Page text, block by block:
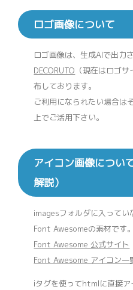
ロゴ画像について
ロゴ画像は、生成AIで出力
DECORUTO （現在はロゴ
布しております。
ご利用になられたい場合は
上でご活用下さい。
アイコン画像につい
解説）
imagesフォルダに入って
Font Awesomeの素材です。
Font Awesome 公式サイト
Font Awesome アイコン一
iタグを使ってhtmlに直接ア